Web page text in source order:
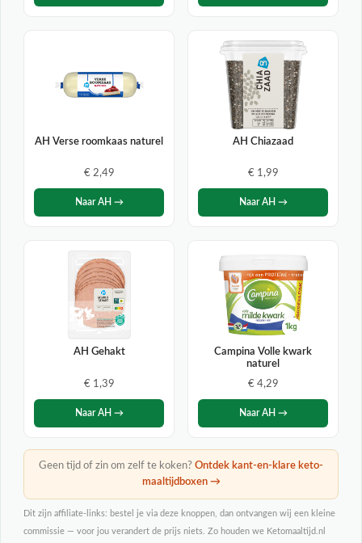
AH Verse roomkaas naturel
€ 2,49
Naar AH →
AH Chiazaad
€ 1,99
Naar AH →
AH Gehakt
€ 1,39
Naar AH →
Campina Volle kwark
naturel
€ 4,29
Naar AH →
Geen tijd of zin om zelf te koken? Ontdek kant-en-klare keto-
maaltijdboxen →
Dit zijn affiliate-links: bestel je via deze knoppen, dan ontvangen wij een kleine
commissie — voor jou verandert de prijs niets. Zo houden we Ketomaaltijd.nl